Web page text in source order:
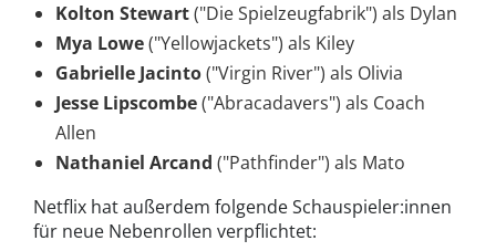
Kolton Stewart("Die Spielzeugfabrik") als Dylan
Mya Lowe("Yellowjackets") als Kiley
Gabrielle Jacinto("Virgin River") als Olivia
Jesse Lipscombe("Abracadavers") als Coach
Allen
Nathaniel Arcand ("Pathfinder") als Mato
Netflix hat außerdem folgende Schauspieler:innen
für neue Nebenrollen verpflichtet: